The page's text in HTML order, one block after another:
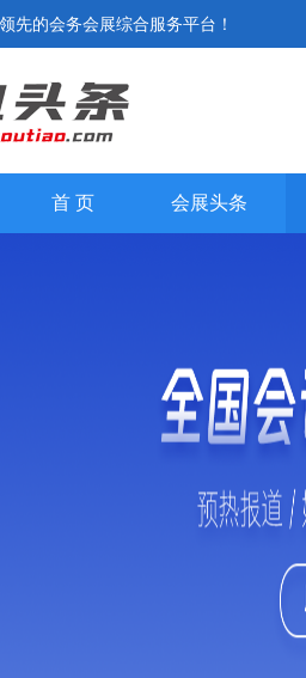
先的会务会展综合服务平台！
首 页 会展头条